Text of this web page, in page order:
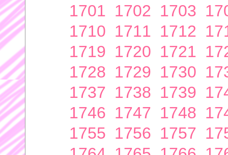
1701 1702 1703
1710 1711 1712
1719 1720 1721
1728 1729 1730
1737 1738 1739
1746 1747 1748
1755 1756 1757